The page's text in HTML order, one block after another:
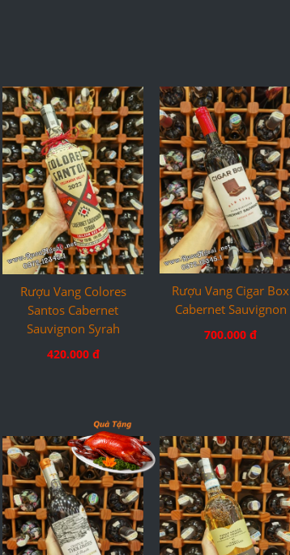
Rượu Vang Colores
Santos Cabernet
Sauvignon Syrah
420.000 đ
Rượu Vang Cigar Box
Cabernet Sauvignon
700.000 đ